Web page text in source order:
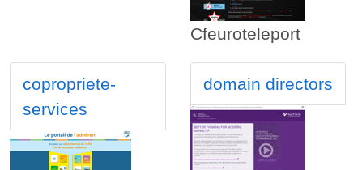
Cfeuroteleport
copropriete-
services
domain directors